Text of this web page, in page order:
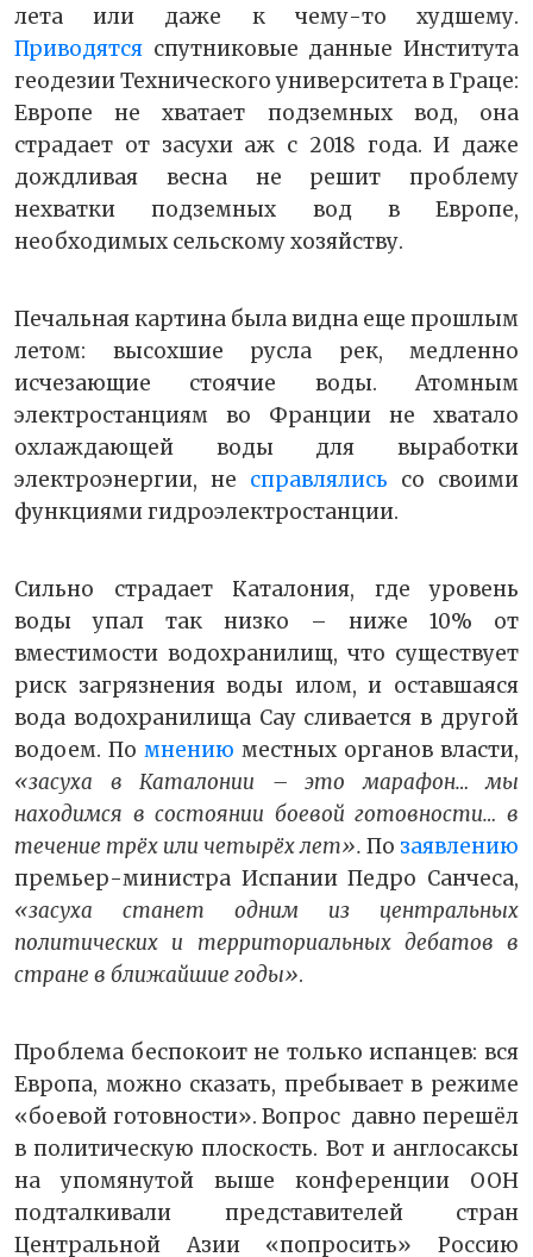
лета или даже к чему-то худшему.
Приводятся спутниковые данные Института
геодезии Технического университета в Граце:
Европе не хватает подземных вод, она
страдает от засухи аж с 2018 года. И даже
дождливая весна не решит проблему
нехватки подземных вод в Европе,
необходимых сельскому хозяйству.
Печальная картина была видна еще прошлым
летом: высохшие русла рек, медленно
исчезающие стоячие воды. Атомным
электростанциям во Франции не хватало
охлаждающей воды для выработки
электроэнергии, не справлялись со своими
функциями гидроэлектростанции.
Сильно страдает Каталония, где уровень
воды упал так низко – ниже 10% от
вместимости водохранилищ, что существует
риск загрязнения воды илом, и оставшаяся
вода водохранилища Сау сливается в другой
водоем. По мнению местных органов власти,
«засуха в Каталонии – это марафон… мы
находимся в состоянии боевой готовности… в
течение трёх или четырёх лет». По заявлению
премьер-министра Испании Педро Санчеса,
«засуха станет одним из центральных
политических и территориальных дебатов в
стране в ближайшие годы».
Проблема беспокоит не только испанцев: вся
Европа, можно сказать, пребывает в режиме
«боевой готовности». Вопрос давно перешёл
в политическую плоскость. Вот и англосаксы
на упомянутой выше конференции ООН
подталкивали представителей стран
Центральной Азии «попросить» Россию